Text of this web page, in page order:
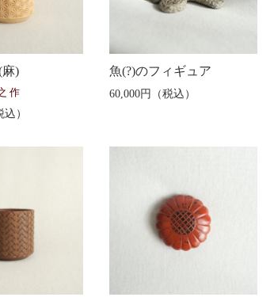
)
作
）
魚(?)のフィギュア
60,000円（税込）